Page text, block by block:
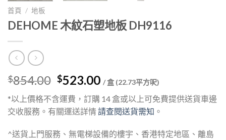
首頁 / 地板
DEHOME 木紋石塑地板 DH9116
$854.00 Original
price
was:
$854.00.
$523.00Current
price
is:
$523.00.
/ 盒 (22.73平方呎)
*以上價格不含運費，訂購 14 盒或以上可免費提供送貨車邊
交收服務。有關運送詳情請查閱送貨需知 。
^送貨上門服務、無電梯設備的樓宇、香港特定地區、離島